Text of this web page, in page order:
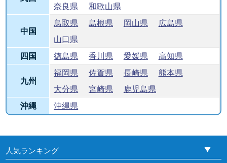
奈良県
和歌山県
中国
鳥取県 島根県 岡山県
広島県
山口県
四国
徳島県 香川県 愛媛県 高知県
九州
福岡県 佐賀県 長崎県
熊本県
大分県
宮崎県
鹿児島県
沖縄
沖縄県
人気ランキング